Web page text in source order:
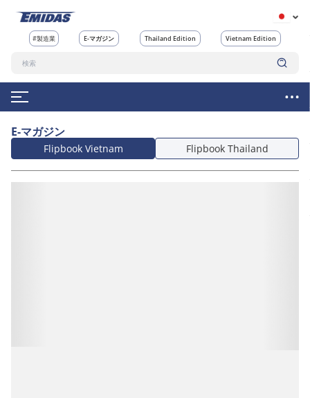
#製造業 E-マガジン Thailand Edition Vietnam Edition
E-マガジン
Flipbook Vietnam Flipbook Thailand